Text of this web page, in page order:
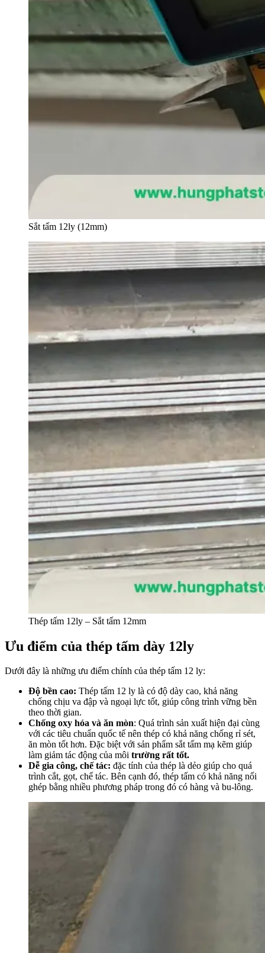
Sắt tấm 12ly (12mm)
Thép tấm 12ly – Sắt tấm 12mm
Ưu điểm của thép tấm dày 12ly
Dưới đây là những ưu điểm chính của thép tấm 12 ly:
Độ bền cao: Thép tấm 12 ly là có độ dày cao, khả năng
chống chịu va đập và ngoại lực tốt, giúp công trình vững bền
theo thời gian.
Chống oxy hóa và ăn mòn: Quá trình sản xuất hiện đại cùng
với các tiêu chuẩn quốc tế nên thép có khả năng chống rỉ sét,
ăn mòn tốt hơn. Đặc biệt với sản phẩm sắt tấm mạ kẽm giúp
làm giảm tác động của môi trường rất tốt.
Dễ gia công, chế tác: đặc tính của thép là dẻo giúp cho quá
trình cắt, gọt, chế tác. Bên cạnh đó, thép tấm có khả năng nối
ghép bằng nhiều phương pháp trong đó có hàng và bu-lông.